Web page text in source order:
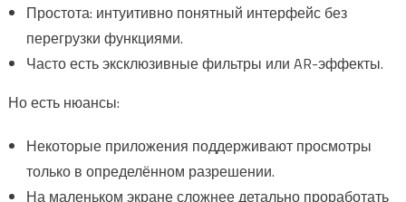
Простота: интуитивно понятный интерфейс без
перегрузки функциями.
Часто есть эксклюзивные фильтры или AR-эффекты.
Но есть нюансы:
Некоторые приложения поддерживают просмотры
только в определённом разрешении.
На маленьком экране сложнее детально проработать